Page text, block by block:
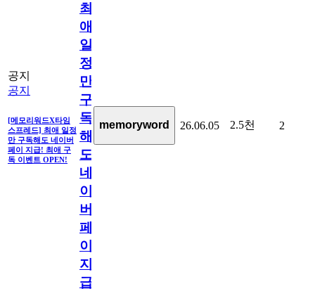
공지
공지
[메모리워드X타임
스프레드] 최애 일정
만 구독해도 네이버
페이 지급! 최애 구
독 이벤트 OPEN!
최
애
일
정
만
구
독
해
도
네
이
버
페
이
지
급!
memoryword 26.06.05 2.5천 2